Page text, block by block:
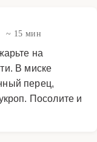
~ 15 мин
на
В миске
перец,
Посолите и